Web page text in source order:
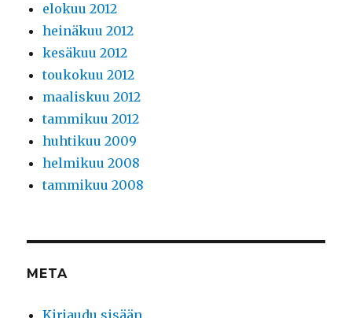
elokuu 2012
heinäkuu 2012
kesäkuu 2012
toukokuu 2012
maaliskuu 2012
tammikuu 2012
huhtikuu 2009
helmikuu 2008
tammikuu 2008
META
Kirjaudu sisään